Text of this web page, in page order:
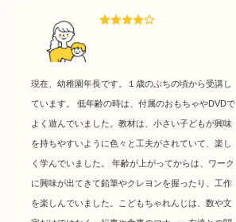
現在、幼稚園年長です。１歳のぷちの頃から受講し
ています。 低年齢の時は、付属のおもちゃやDVDで
よく遊んでいました。教材は、小さい子どもが興味
を持ちやすいように色々と工夫がされていて、楽し
く学んでいました。 年齢が上がってからは、ワーク
に興味が出てきて鉛筆やクレヨンを握ったり、工作
を楽しんでいました。こどもちゃれんじは、数や文